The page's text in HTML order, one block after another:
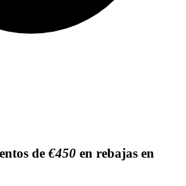
de €450 en rebajas en